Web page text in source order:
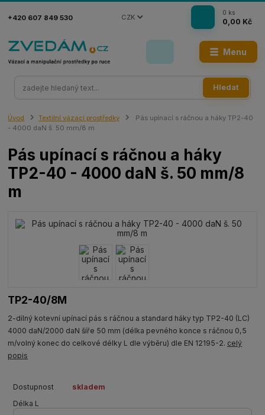
Menu
CZK
Hledat
+420 607 849 530
0 ks
0,00 Kč
Úvod Textilní vázací prostředky
Pás upínací s ráčnou a háky TP2-40
- 4000 daN š. 50 mm/8 m
Pás upínací s ráčnou a háky
TP2-40 - 4000 daN š. 50 mm/8
m
TP2-40/8M
2-dílný kotevní upínací pás s ráčnou a standard háky typ TP2-40 (LC)
4000 daN/2000 daN šíře 50 mm (délka pevného konce s ráčnou 0,5
m/volný konec do celkové délky L dle výběru) dle EN 12195-2. celý
popis
Dostupnost
skladem
Délka L